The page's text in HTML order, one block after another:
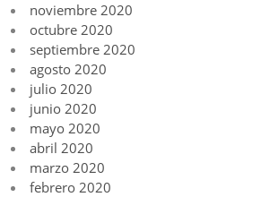
noviembre 2020
octubre 2020
septiembre 2020
agosto 2020
julio 2020
junio 2020
mayo 2020
abril 2020
marzo 2020
febrero 2020